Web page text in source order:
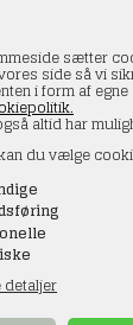
sætter
side så vi
i form af
altid har
du vælge
detaljer